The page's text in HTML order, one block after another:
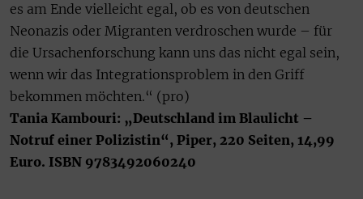
es am Ende vielleicht egal, ob es von deutschen
Neonazis oder Migranten verdroschen wurde – für
die Ursachenforschung kann uns das nicht egal sein,
wenn wir das Integrationsproblem in den Griff
bekommen möchten.“ (pro)
Tania Kambouri: „Deutschland im Blaulicht –
Notruf einer Polizistin“, Piper, 220 Seiten, 14,99
Euro. ISBN 9783492060240